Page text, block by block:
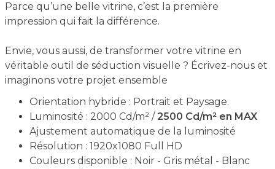
Parce qu’une belle vitrine, c’est la première
impression qui fait la différence.
Envie, vous aussi, de transformer votre vitrine en
véritable outil de séduction visuelle ? Écrivez-nous et
imaginons votre projet ensemble
Orientation hybride : Portrait et Paysage.
Luminosité : 2000 Cd/m² /2500 Cd/m² en MAX
Ajustement automatique de la luminosité
Résolution : 1920x1080 Full HD
Couleurs disponible : Noir - Gris métal - Blanc